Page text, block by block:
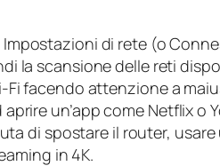
Impostazioni di rete (o
la scansione delle reti
facendo attenzione a
un’app come Netflix o
di spostare il router, usare
in 4K.